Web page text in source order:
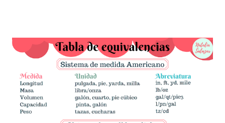
necesitas? Los ingredientes son simples y fáciles de
conseguir: 60 g de azúcar glass (cernida para evitar grumos).
15 ml de vodka (puedes sustituirlo por licor transparente) 5 g
de polvo dorado de grado alimenticio (asegúrate de que sea
seguro para el consumo y de alta calidad). 150 g de ganache
de chocolate (Si necesitas la receta, búscala aquí en mi blog